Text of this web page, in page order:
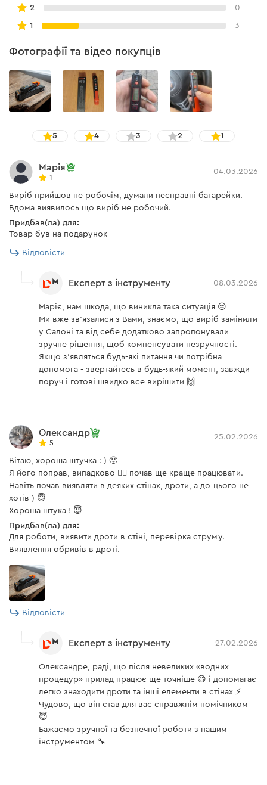
світла.
2 0
1 3
Фотографії та відео покупців
5 4 3 2 1
Марія
1
04.03.2026
Виріб прийшов не робочім, думали несправні батарейки.
Вдома виявилось що виріб не робочий.
Придбав(ла) для:
Товар був на подарунок
Відповісти
Експерт з інструменту 08.03.2026
Маріє, нам шкода, що виникла така ситуація 😔
Ми вже зв’язалися з Вами, знаємо, що виріб замінили
у Салоні та від себе додатково запропонували
зручне рішення, щоб компенсувати незручності.
Якщо з’являться будь-які питання чи потрібна
допомога - звертайтесь в будь-який момент, завжди
поруч і готові швидко все вирішити 🙌
Олександр
5
25.02.2026
Вітаю, хороша штучка : ) 🙂
Я його поправ, випадково 😶‍🌫️ почав ще краще працювати.
Навіть почав виявляти в деяких стінах, дроти, а до цього не
хотів ) 😇
Хороша штука ! 😇
Придбав(ла) для:
Для роботи, виявити дроти в стіні, перевірка струму.
Виявлення обривів в дроті.
Відповісти
Експерт з інструменту 27.02.2026
Олександре, раді, що після невеликих «водних
процедур» прилад працює ще точніше 😄 і допомагає
легко знаходити дроти та інші елементи в стінах ⚡
Чудово, що він став для вас справжнім помічником
😇
Бажаємо зручної та безпечної роботи з нашим
інструментом 🔧